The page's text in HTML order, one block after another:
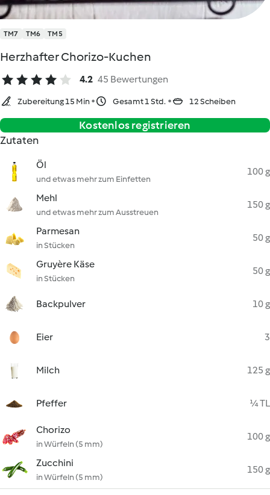
TM7 TM6 TM5
Herzhafter Chorizo-Kuchen
4.2 45 Bewertungen
Zubereitung 15 Min Gesamt 1 Std. 12 Scheiben
Kostenlos registrieren
Zutaten
Öl
und etwas mehr zum Einfetten
100 g
Mehl
und etwas mehr zum Ausstreuen
150 g
Parmesan
in Stücken
50 g
Gruyère Käse
in Stücken
50 g
Backpulver 10 g
Eier 3
Milch 125 g
Pfeffer ¼ TL
Chorizo
in Würfeln (5 mm)
100 g
Zucchini
in Würfeln (5 mm)
150 g